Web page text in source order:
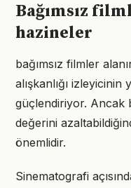
Bağımsız
hazineler
bağımsız filmler
alışkanlığı izleyicinin
güçlendiriyor. Ancak
değerini
önemlidir.
Sinematografi